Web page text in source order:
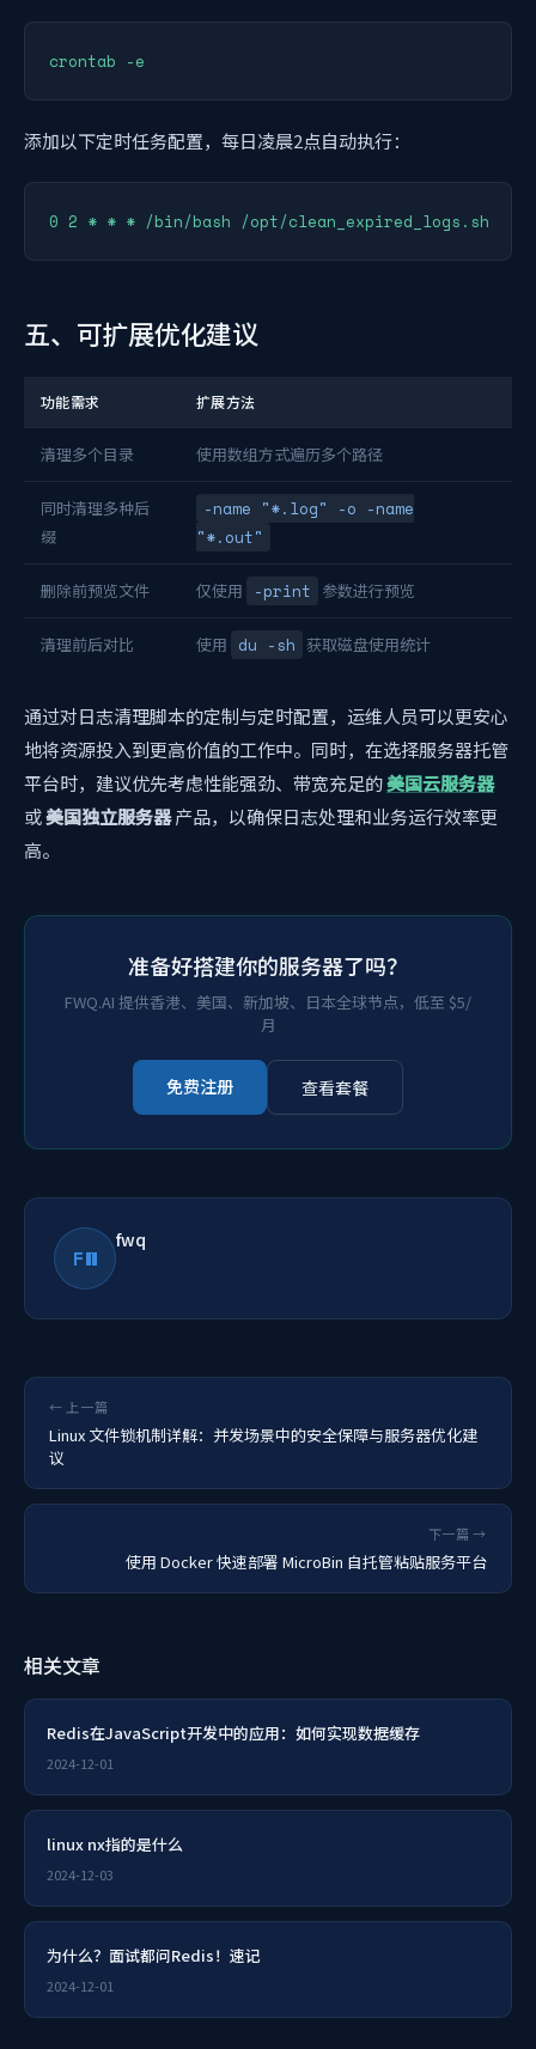
添加以下定时任务配置，每日凌晨2点自动执行：
五、可扩展优化建议
功能需求 扩展方法
清理多个目录 使用数组方式遍历多个路径
同时清理多种后
缀
-name "*.log" -o -name
"*.out"
删除前预览文件 仅使用 -print 参数进行预览
清理前后对比 使用 du -sh 获取磁盘使用统计
通过对日志清理脚本的定制与定时配置，运维人员可以更安心
地将资源投入到更高价值的工作中。同时，在选择服务器托管
平台时，建议优先考虑性能强劲、带宽充足的美国云服务器
或美国独立服务器产品，以确保日志处理和业务运行效率更
高。
准备好搭建你的服务器了吗？
FWQ.AI 提供香港、美国、新加坡、日本全球节点，低至 $5/
月
免费注册 查看套餐
FW
fwq
← 上一篇
Linux 文件锁机制详解：并发场景中的安全保障与服务器优化建
议
下一篇 →
使用 Docker 快速部署 MicroBin 自托管粘贴服务平台
相关文章
Redis在JavaScript开发中的应用：如何实现数据缓存
2024-12-01
linux nx指的是什么
2024-12-03
为什么？面试都问Redis！速记
2024-12-01